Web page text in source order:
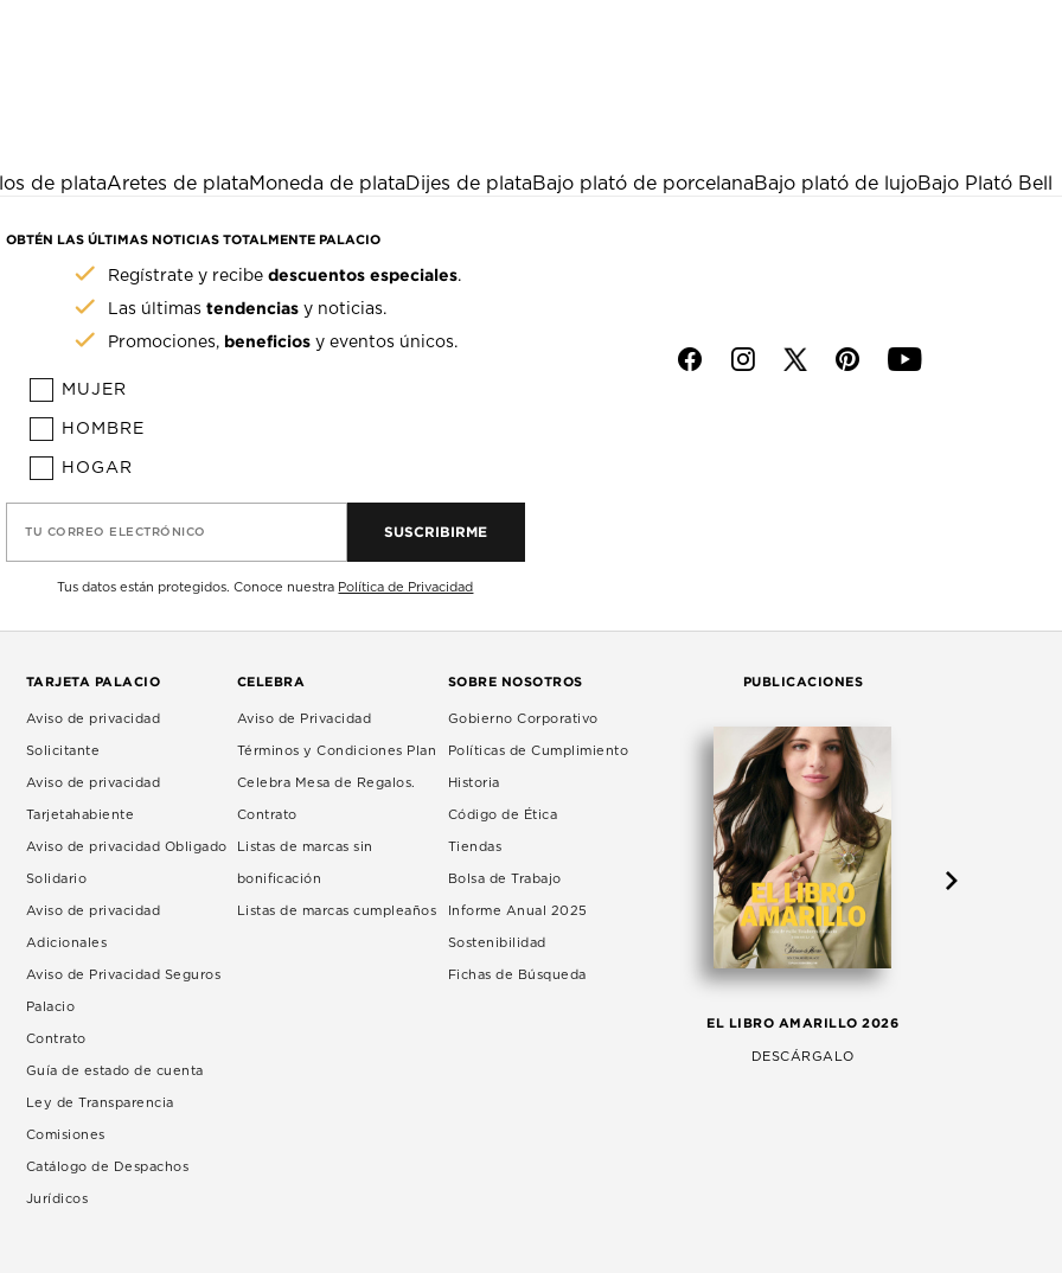
de plataAretes de plataMoneda de plataDijes de plataBajo plató de porcelanaBajo plató de lujoBajo Plató Bell
OBTÉN LAS ÚLTIMAS NOTICIAS TOTALMENTE PALACIO
Regístrate y recibedescuentos especiales.
Las últimastendencias y noticias.
Promociones, beneficios y eventos únicos.
MUJER
HOMBRE
HOGAR
TU CORREO ELECTRÓNICO SUSCRIBIRME
Tus datos están protegidos. Conoce nuestra Política de Privacidad
f i p y
TARJETA PALACIO
Aviso de privacidad
Solicitante
Aviso de privacidad
Tarjetahabiente
Aviso de privacidad Obligado
Solidario
Aviso de privacidad
Adicionales
Aviso de Privacidad Seguros
Palacio
Contrato
Guía de estado de cuenta
Ley de Transparencia
Comisiones
Catálogo de Despachos
Jurídicos
CELEBRA
Aviso de Privacidad
Términos y Condiciones Plan
Celebra Mesa de Regalos.
Contrato
Listas de marcas sin
bonificación
Listas de marcas cumpleaños
SOBRE NOSOTROS
Gobierno Corporativo
Políticas de Cumplimiento
Historia
Código de Ética
Tiendas
Bolsa de Trabajo
Informe Anual 2025
Sostenibilidad
Fichas de Búsqueda
PUBLICACIONES
EL LIBRO AMARILLO 2026
DESCÁRGALO